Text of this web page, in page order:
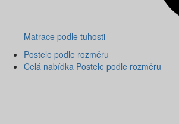
Matrace podle tuhosti
Postele podle rozměru
Celá nabídka Postele podle rozměru